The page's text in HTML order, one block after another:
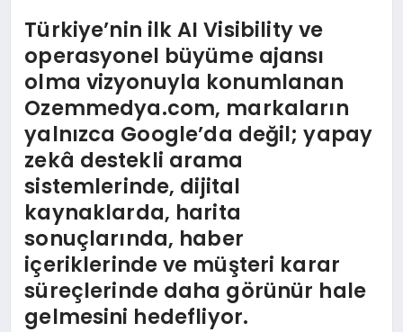
Türkiye’nin ilk AI Visibility ve
operasyonel büyüme ajansı
olma vizyonuyla konumlanan
Ozemmedya.com, markaların
yalnızca Google’da değil; yapay
zekâ destekli arama
sistemlerinde, dijital
kaynaklarda, harita
sonuçlarında, haber
içeriklerinde ve müşteri karar
süreçlerinde daha görünür hale
gelmesini hedefliyor.